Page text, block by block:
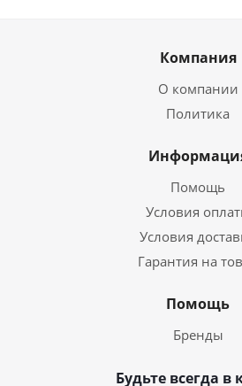
Компания
О компании
Политика
Помощь
Условия
Условия
Гарантия на
Помощь
Бренды
Будьте всегда в